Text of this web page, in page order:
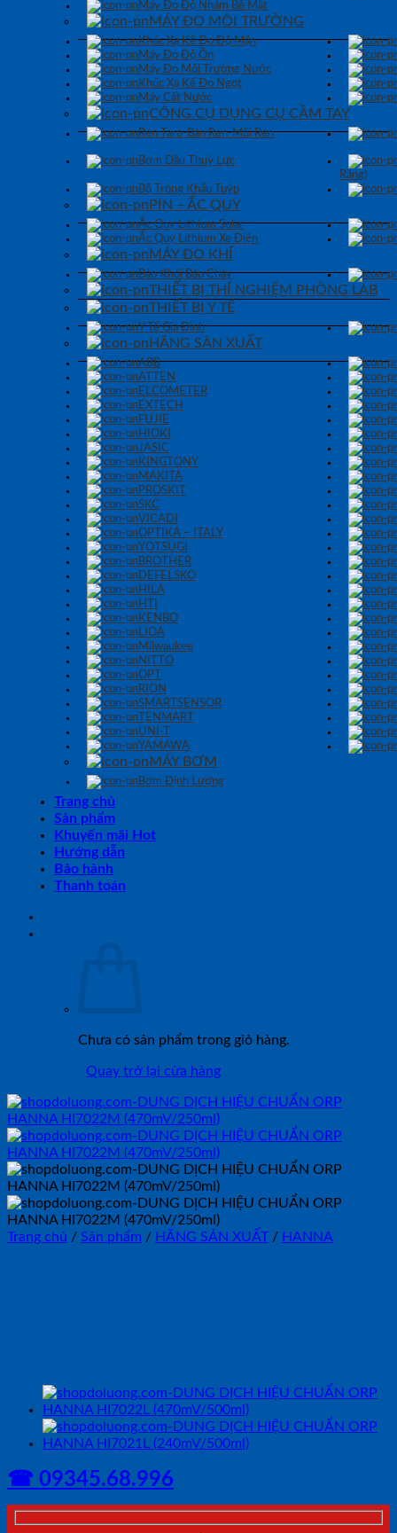
Máy Đo Độ Nhám Bề Mặt
MÁY ĐO MÔI TRƯỜNG
Khúc Xạ Kế Đo Độ Mặn
Máy Đo Độ Ồn
Máy Đo Môi Trường Nước
Khúc Xạ Kế Đo Ngọt
Máy Cất Nước
CÔNG CỤ DỤNG CỤ CẦM TAY
Ren Taro-Bàn Ren-Mũi Ren
Bơm Dầu Thuỷ Lực
Răng)
Bộ Tròng Khẩu Tuýp
PIN – ẮC QUY
Ắc Quy Lithium Solar
Ắc Quy Lithium Xe Điện
MÁY ĐO KHÍ
Báo Khói Báo Cháy
THIẾT BỊ THÍ NGHIỆM PHÒNG LAB
THIẾT BỊ Y TẾ
Y Tế Gia Đình
HÃNG SẢN XUẤT
ABB
ATTEN
ELCOMETER
EXTECH
FUJIE
HIOKI
JASIC
KINGTONY
MAKITA
PROSKIT
SKC
VICADI
OPTIKA – ITALY
YOTSUGI
BROTHER
DEFELSKO
HILA
HTI
KENBO
LIOA
Milwaukee
NITTO
OPT
RION
SMARTSENSOR
TENMART
UNI-T
YAMAWA
MÁY BƠM
Bơm Định Lượng
Trang chủ
Sản phẩm
Khuyến mãi Hot
Hướng dẫn
Bảo hành
Thanh toán
Chưa có sản phẩm trong giỏ hàng.
Quay trở lại cửa hàng
Trang chủ / Sản phẩm / HÃNG SẢN XUẤT / HANNA
☎ 09345.68.996